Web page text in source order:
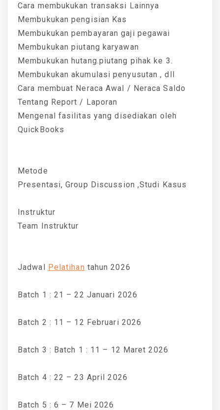
Cara membukukan transaksi Lainnya
Membukukan pengisian Kas
Membukukan pembayaran gaji pegawai
Membukukan piutang karyawan
Membukukan hutang.piutang pihak ke 3.
Membukukan akumulasi penyusutan , dll
Cara membuat Neraca Awal / Neraca Saldo
Tentang Report / Laporan
Mengenal fasilitas yang disediakan oleh
QuickBooks
Metode
Presentasi, Group Discussion ,Studi Kasus
Instruktur
Team Instruktur
Jadwal Pelatihan tahun 2026
Batch 1 : 21 – 22 Januari 2026
Batch 2 : 11 – 12 Februari 2026
Batch 3 : Batch 1 : 11 – 12 Maret 2026
Batch 4 : 22 – 23 April 2026
Batch 5 : 6 – 7 Mei 2026